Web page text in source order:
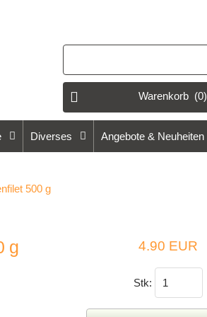
Warenkorb (0)
Diverses Angebote & Neuheiten
500 g
g 4.90 EUR
Stk: